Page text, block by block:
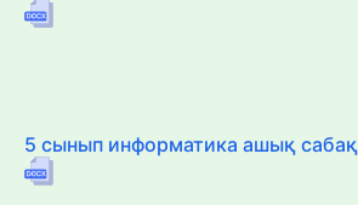
5 сынып информатика ашық сабақ